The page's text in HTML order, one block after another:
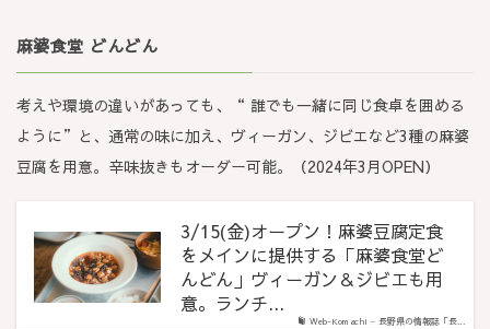
麻婆食堂 どんどん
考えや環境の違いがあっても、“ 誰でも一緒に同じ食卓を囲める
ように”と、通常の味に加え、ヴィーガン、ジビエなど3種の麻婆
豆腐を用意。辛味抜きもオーダー可能。（2024年3月OPEN）
Web-Komachi – 長野県の情報誌「長...
3/15(金)オープン！麻婆豆腐定食
をメインに提供する「麻婆食堂ど
んどん」ヴィーガン＆ジビエも用
意。ランチ...